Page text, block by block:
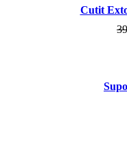
Cutit
39